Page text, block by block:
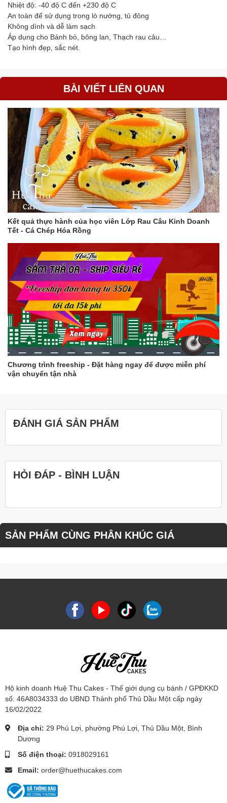
Nhiệt độ: -40 độ C đến +230 độ C
An toàn để sử dụng trong lò nướng, tủ đông
Không dính và dễ làm sạch
Áp dụng cho Bánh bò, bông lan, Thạch rau câu…
Tạo hình đẹp, sắc nét.
BÀI VIẾT LIÊN QUAN
Kết quả thực hành của học viên Lớp Rau Câu Kinh Doanh
Tết - Cá Chép Hóa Rồng
Chương trình freeship - Đặt hàng ngay để được miễn phí
vận chuyển tận nhà
ĐÁNH GIÁ SẢN PHẨM
HỎI ĐÁP - BÌNH LUẬN
SẢN PHẨM CÙNG PHÂN KHÚC GIÁ
Hộ kinh doanh Huệ Thu Cakes - Thế giới dụng cụ bánh / GPĐKKD
số: 46A8034333 do UBND Thành phố Thủ Dầu Một cấp ngày
16/02/2022
Địa chỉ: 29 Phú Lợi, phường Phú Lợi, Thủ Dầu Một, Bình
Dương
Số điện thoại: 0918029161
Email: order@huethucakes.com